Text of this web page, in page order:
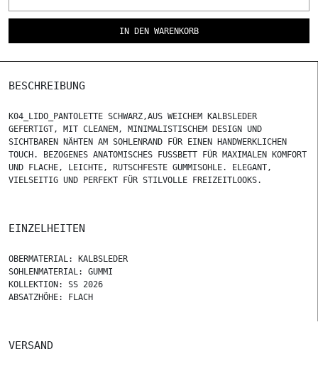
IN DEN WARENKORB
BESCHREIBUNG
K04_LIDO_PANTOLETTE SCHWARZ,AUS WEICHEM KALBSLEDER
GEFERTIGT, MIT CLEANEM, MINIMALISTISCHEM DESIGN UND
SICHTBAREN NÄHTEN AM SOHLENRAND FÜR EINEN HANDWERKLICHEN
TOUCH. BEZOGENES ANATOMISCHES FUSSBETT FÜR MAXIMALEN KOMFORT U
ND FLACHE, LEICHTE, RUTSCHFESTE GUMMISOHLE. ELEGANT, V
IELSEITIG UND PERFEKT FÜR STILVOLLE FREIZEITLOOKS.
EINZELHEITEN
OBERMATERIAL: KALBSLEDER
SOHLENMATERIAL: GUMMI
KOLLEKTION: SS 2026
ABSATZHÖHE: FLACH
VERSAND